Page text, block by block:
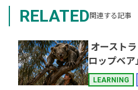
RELATED 関連する記事
オースト
ロップベア
LEARNING